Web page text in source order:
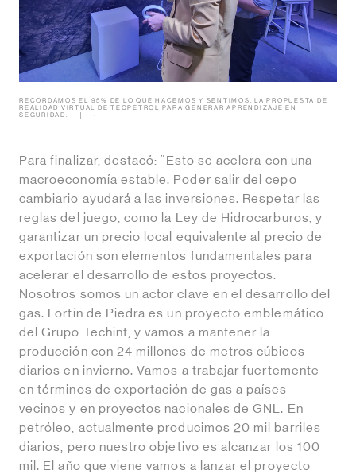
RECORDAMOS EL 95% DE LO QUE HACEMOS Y SENTIMOS. LA PROPUESTA DE
REALIDAD VIRTUAL DE TECPETROL PARA GENERAR APRENDIZAJE EN
SEGURIDAD.
-
Para finalizar, destacó: “Esto se acelera con una
macroeconomía estable. Poder salir del cepo
cambiario ayudará a las inversiones. Respetar las
reglas del juego, como la Ley de Hidrocarburos, y
garantizar un precio local equivalente al precio de
exportación son elementos fundamentales para
acelerar el desarrollo de estos proyectos.
Nosotros somos un actor clave en el desarrollo del
gas. Fortín de Piedra es un proyecto emblemático
del Grupo Techint, y vamos a mantener la
producción con 24 millones de metros cúbicos
diarios en invierno. Vamos a trabajar fuertemente
en términos de exportación de gas a países
vecinos y en proyectos nacionales de GNL. En
petróleo, actualmente producimos 20 mil barriles
diarios, pero nuestro objetivo es alcanzar los 100
mil. El año que viene vamos a lanzar el proyecto